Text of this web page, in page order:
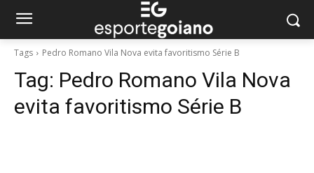
Tags Pedro Romano Vila Nova evita favoritismo Série B
Tag: Pedro Romano Vila Nova
evita favoritismo Série B